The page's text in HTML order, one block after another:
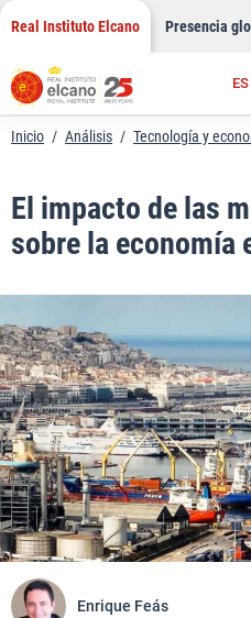
Saltar
contenido
Real Instituto Elcano Presencia
ES
Inicio / Análisis / Tecnología y
El impacto de las
sobre la economía
Enrique Feás